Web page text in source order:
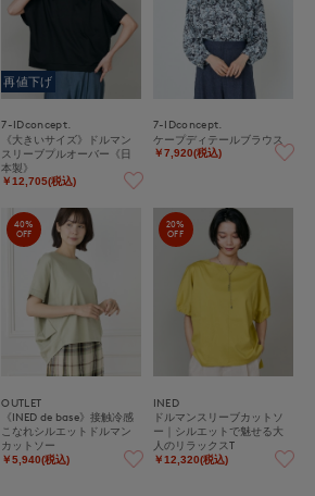
再値下げ
7-IDconcept.
《大きいサイズ》ドルマン
スリーブプルオーバー《日
本製》
￥12,705(税込)
7-IDconcept.
ケープディテールブラウス
￥7,920(税込)
40%
OFF
OUTLET
《INED de base》接触冷感
こなれシルエットドルマン
カットソー
￥5,940(税込)
20%
OFF
INED
ドルマンスリーブカットソ
ー｜シルエットで魅せる大
人のリラックスT
￥12,320(税込)